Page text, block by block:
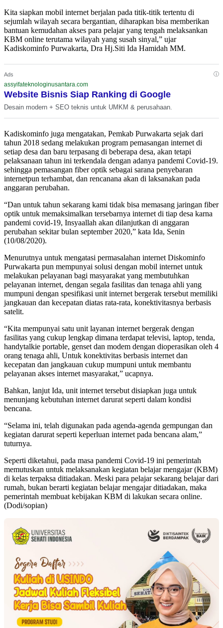
Kita siapkan mobil internet berjalan pada titik-titik tertentu di
sejumlah wilayah secara bergantian, diharapkan bisa memberikan
bantuan kemudahan akses para pelajar yang tengah melaksankan
KBM online terutama wilayah yang susah sinyal,” ujar
Kadiskominfo Purwakarta, Dra Hj.Siti Ida Hamidah MM.
Ads ⓘ
assyifateknologinusantara.com
Website Bisnis Siap Ranking di Google
Desain modern + SEO teknis untuk UMKM & perusahaan.
Kadiskominfo juga mengatakan, Pemkab Purwakarta sejak dari
tahun 2018 sedang melakukan program pemasangan internet di
setiap desa dan baru terpasang di beberapa desa, akan tetapi
pelaksanaan tahun ini terkendala dengan adanya pandemi Covid-19.
sehingga pemasangan fiber optik sebagai sarana penyebaran
internetpun terhambat, dan rencanana akan di laksanakan pada
anggaran perubahan.
“Dan untuk tahun sekarang kami tidak bisa memasang jaringan fiber
optik untuk memaksimalkan tersebarnya internet di tiap desa karna
pandemi covid-19, Insyaallah akan dilanjutkan di anggaran
perubahan sekitar bulan september 2020,” kata Ida, Senin
(10/08/2020).
Menurutnya untuk mengatasi permasalahan internet Diskominfo
Purwakarta pun mempunyai solusi dengan mobil internet untuk
melakukan pelayanan bagi masyarakat yang membutuhkan
pelayanan internet, dengan segala fasilitas dan tenaga ahli yang
mumpuni dengan spesifikasi unit internet bergerak tersebut memiliki
jangkauan dan kecepatan diatas rata-rata, konektivitasnya berbasis
satelit.
“Kita mempunyai satu unit layanan internet bergerak dengan
fasilitas yang cukup lengkap dimana terdapat televisi, laptop, tenda,
handytalkie portable, genset dan modem dengan dioperasikan oleh 4
orang tenaga ahli, Untuk konektivitas berbasis internet dan
kecepatan dan jangkauan cukup mumpuni untuk membantu
pelayanan akses internet masyarakat,” ucapnya.
Bahkan, lanjut Ida, unit internet tersebut disiapkan juga untuk
menunjang kebutuhan internet darurat seperti dalam kondisi
bencana.
“Selama ini, telah digunakan pada agenda-agenda gempungan dan
kegiatan darurat seperti keperluan internet pada bencana alam,”
tuturnya.
Seperti diketahui, pada masa pandemi Covid-19 ini pemerintah
memutuskan untuk melaksanakan kegiatan belajar mengajar (KBM)
di kelas terpaksa ditiadakan. Meski para pelajar sekarang belajar dari
rumah, bukan berarti kegiatan belajar mengajar ditiadakan, maka
pemerintah membuat kebijakan KBM di lakukan secara online.
(Dodi/sopian)